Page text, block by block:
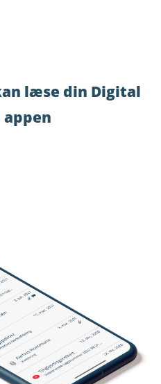
læse din Digital
appen